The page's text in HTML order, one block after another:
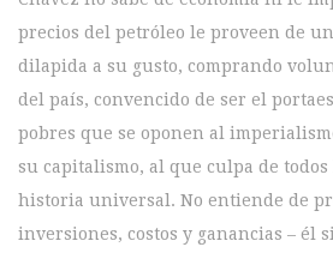
precios del petróleo le proveen de
dilapida a su gusto, comprando
del país, convencido de ser el
pobres que se oponen al
su capitalismo, al que culpa de todos
historia universal. No entiende de
inversiones, costos y ganancias – él